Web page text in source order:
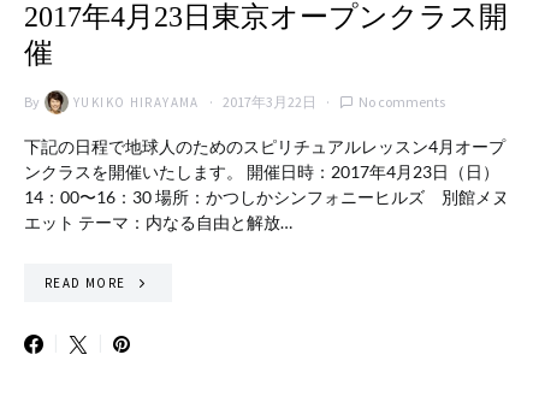
2017年4月23日東京オープンクラス開
催
By YUKIKO HIRAYAMA 2017年3月22日 No comments
下記の日程で地球人のためのスピリチュアルレッスン4月オープ
ンクラスを開催いたします。 開催日時：2017年4月23日（日）
14：00〜16：30 場所：かつしかシンフォニーヒルズ 別館メヌ
エット テーマ：内なる自由と解放…
READ MORE